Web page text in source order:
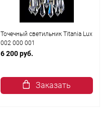
Точечный светильник Titania Lux
002 000 001
6 200 руб.
Заказать